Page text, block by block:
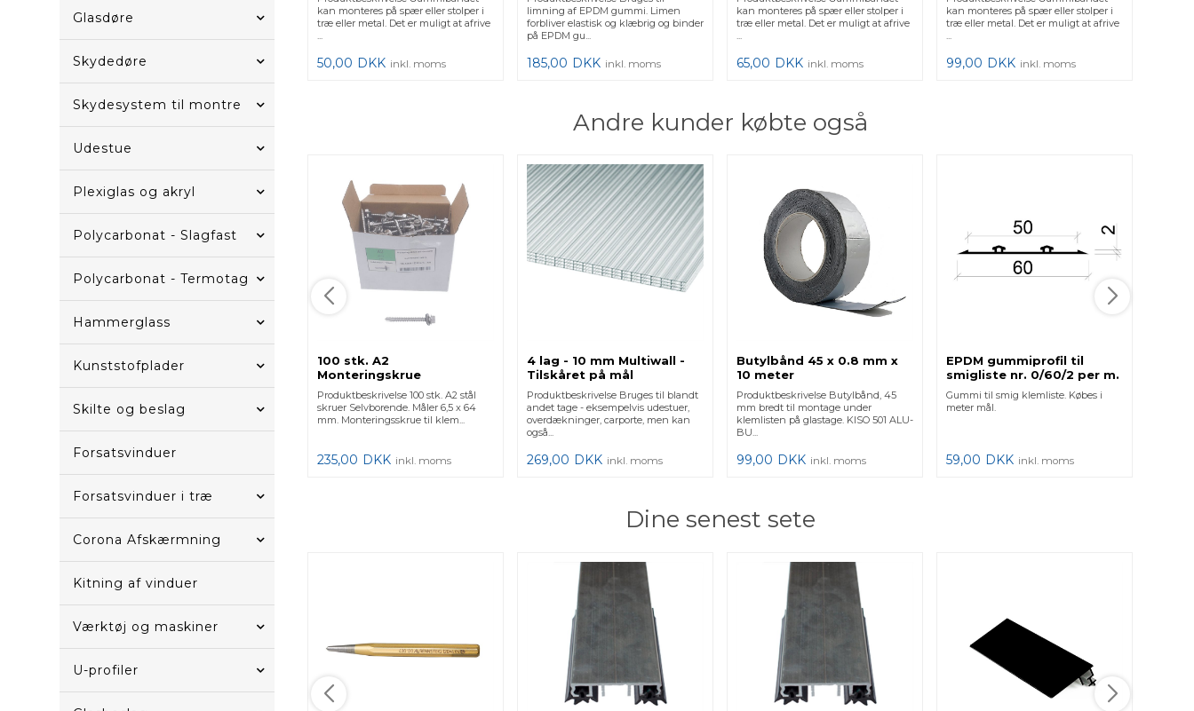
Glasdøre
Skydedøre
Skydesystem til montre
Udestue
Plexiglas og akryl
Polycarbonat - Slagfast
Polycarbonat - Termotag
Hammerglass
Kunststofplader
Skilte og beslag
Forsatsvinduer
Forsatsvinduer i træ
Corona Afskærmning
Kitning af vinduer
Værktøj og maskiner
U-profiler
kan monteres på spær eller stolper i
træ eller metal. Det er muligt at afrive
50,00 DKK inkl. moms
limning af EPDM gummi. Limen
forbliver elastisk og klæbrig og binder
på EPDM gu...
185,00 DKK inkl. moms
kan monteres på spær eller stolper i
træ eller metal. Det er muligt at afrive
65,00 DKK inkl. moms
kan monteres på spær eller stolper i
træ eller metal. Det er muligt at afrive
99,00 DKK inkl. moms
Andre kunder købte også
100 stk. A2
Monteringskrue
Selvborende 6,5x64 mm
Produktbeskrivelse 100 stk. A2 stål
skruer Selvborende. Måler 6,5 x 64
mm. Monteringsskrue til klem...
235,00 DKK inkl. moms
4 lag - 10 mm Multiwall -
Tilskåret på mål
Produktbeskrivelse Bruges til blandt
andet tage - eksempelvis udestuer,
overdækninger, carporte, men kan
også...
269,00 DKK inkl. moms
Butylbånd 45 x 0.8 mm x
10 meter
Produktbeskrivelse Butylbånd, 45
mm bredt til montage under
klemlisten på glastage. KISO 501 ALU-
BU...
99,00 DKK inkl. moms
EPDM gummiprofil til
smigliste nr. 0/60/2 per m.
Gummi til smig klemliste. Købes i
meter mål.
59,00 DKK inkl. moms
Dine senest sete